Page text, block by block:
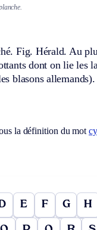
Fig. Hérald. Au
dont on lie les
blasons allemands).
la définition du mot
E F G H